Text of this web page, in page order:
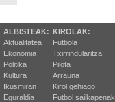
ALBISTEAK:
Aktualitatea
Ekonomia
Politika
Kultura
Ikusmiran
Eguraldia
KIROLAK:
Futbola
Txirrindularitza
Pilota
Arrauna
Kirol gehiago
Futbol sailkapenak